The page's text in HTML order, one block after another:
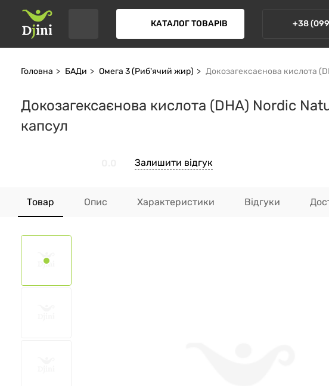
КАТАЛОГ ТОВАРІВ +38
Головна БАДи Омега 3 (Риб'ячий жир) Докозагексаєнова кислота
Докозагексаєнова кислота (DHA) Nordic
капсул
Залишити відгук
Товар Опис Характеристики Відгуки